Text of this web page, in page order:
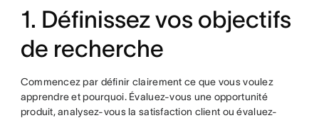
1. Définissez vos objectifs
de recherche
Commencez par définir clairement ce que vous voulez
apprendre et pourquoi. Évaluez-vous une opportunité
produit, analysez-vous la satisfaction client ou évaluez-